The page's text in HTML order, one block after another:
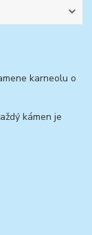
karneolu o
kámen je